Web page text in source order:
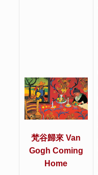
梵谷歸來 Van
Gogh Coming
Home